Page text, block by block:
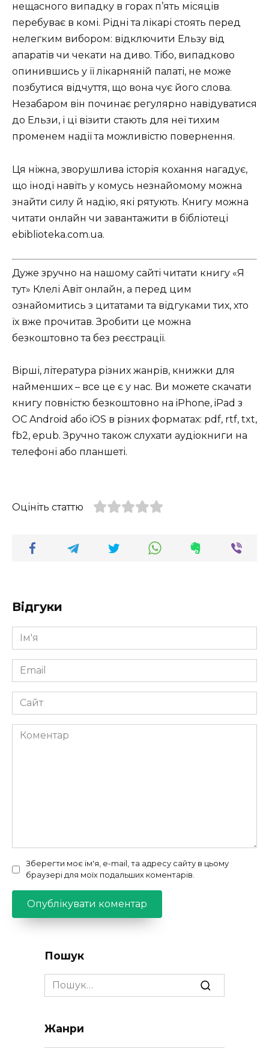
нещасного випадку в горах п’ять місяців
перебуває в комі. Рідні та лікарі стоять перед
нелегким вибором: відключити Ельзу від
апаратів чи чекати на диво. Тібо, випадково
опинившись у її лікарняній палаті, не може
позбутися відчуття, що вона чує його слова.
Незабаром він починає регулярно навідуватися
до Ельзи, і ці візити стають для неї тихим
променем надії та можливістю повернення.
Ця ніжна, зворушлива історія кохання нагадує,
що іноді навіть у комусь незнайомому можна
знайти силу й надію, які рятують. Книгу можна
читати онлайн чи завантажити в бібліотеці
ebiblioteka.com.ua.
Дуже зручно на нашому сайті читати книгу «Я
тут» Клелі Авіт онлайн, а перед цим
ознайомитись з цитатами та відгуками тих, хто
їх вже прочитав. Зробити це можна
безкоштовно та без реєстрації.
Вірші, література різних жанрів, книжки для
найменших – все це є у нас. Ви можете скачати
книгу повністю безкоштовно на iPhone, iPad з
ОС Android або iOS в різних форматах: pdf, rtf, txt,
fb2, epub. Зручно також слухати аудіокниги на
телефоні або планшеті.
Оцініть статтю
Відгуки
Ім'я
*
Email
*
Сайт
Коментар
Зберегти моє ім'я, e-mail, та адресу сайту в цьому
браузері для моїх подальших коментарів.
Пошук
Search
for:
Жанри